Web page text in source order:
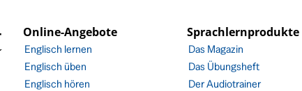
Online-Angebote
Englisch lernen
Englisch üben
Englisch hören
Sprachlernprodukte
Das Magazin
Das Übungsheft
Der Audiotrainer